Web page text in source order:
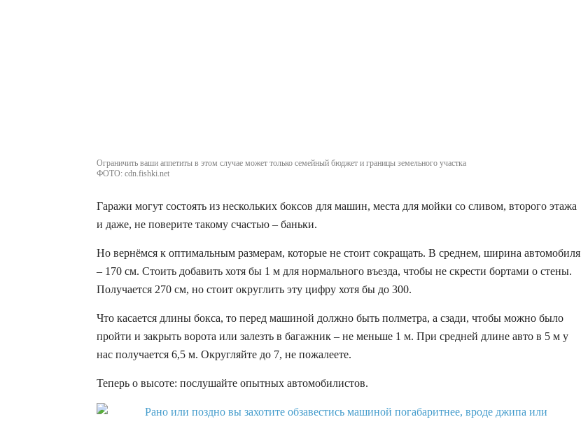
Ограничить ваши аппетиты в этом случае может только семейный бюджет и границы земельного участка
ФОТО: cdn.fishki.net
Гаражи могут состоять из нескольких боксов для машин, места для мойки со сливом, второго этажа
и даже, не поверите такому счастью – баньки.
Но вернёмся к оптимальным размерам, которые не стоит сокращать. В среднем, ширина автомобиля
– 170 см. Стоить добавить хотя бы 1 м для нормального въезда, чтобы не скрести бортами о стены.
Получается 270 см, но стоит округлить эту цифру хотя бы до 300.
Что касается длины бокса, то перед машиной должно быть полметра, а сзади, чтобы можно было
пройти и закрыть ворота или залезть в багажник – не меньше 1 м. При средней длине авто в 5 м у
нас получается 6,5 м. Округляйте до 7, не пожалеете.
Теперь о высоте: послушайте опытных автомобилистов.